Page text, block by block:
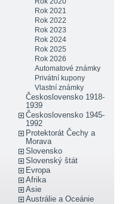
Rok 2021
Rok 2022
Rok 2023
Rok 2024
Rok 2025
Rok 2026
Automatové známky
Privátní kupony
Vlastní známky
Československo 1918-
1939
Československo 1945-
1992
Protektorát Čechy a
Morava
Slovensko
Slovenský štát
Evropa
Afrika
Asie
Austrálie a Oceánie